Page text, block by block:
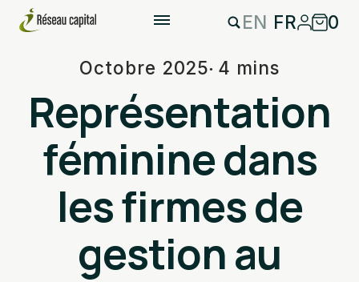
EN FR 0
Octobre 2025 4 mins
Représentation
féminine dans
les firmes de
gestion au